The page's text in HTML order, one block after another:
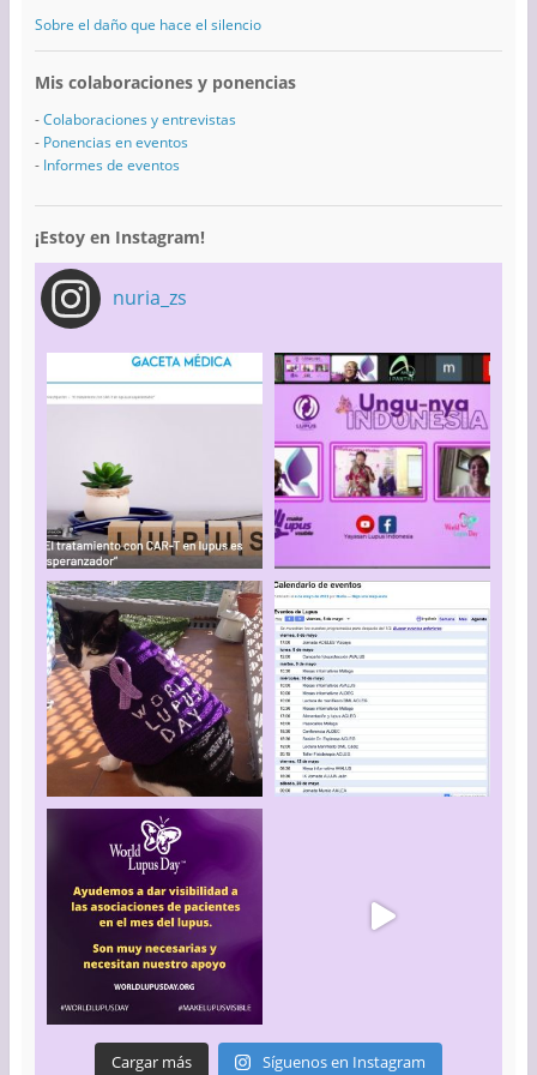
Sobre el daño que hace el silencio
Mis colaboraciones y ponencias
-Colaboraciones y entrevistas
- Ponencias en eventos
- Informes de eventos
¡Estoy en Instagram!
nuria_zs
Cargar más Síguenos en Instagram